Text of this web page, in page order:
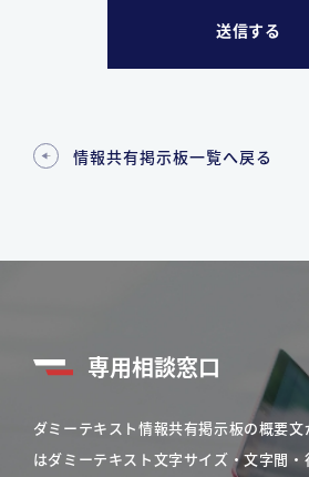
情報共有掲示板一覧へ戻る
専用相談窓口
ダミーテキスト情報共有掲示板の概要
はダミーテキスト文字サイズ・文字間